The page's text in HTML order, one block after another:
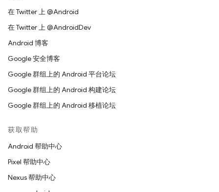
在 Twitter 上 @Android
在 Twitter 上 @AndroidDev
Android 博客
Google 安全博客
Google 群组上的 Android 平台论坛
Google 群组上的 Android 构建论坛
Google 群组上的 Android 移植论坛
获取帮助
Android 帮助中心
Pixel 帮助中心
Nexus 帮助中心